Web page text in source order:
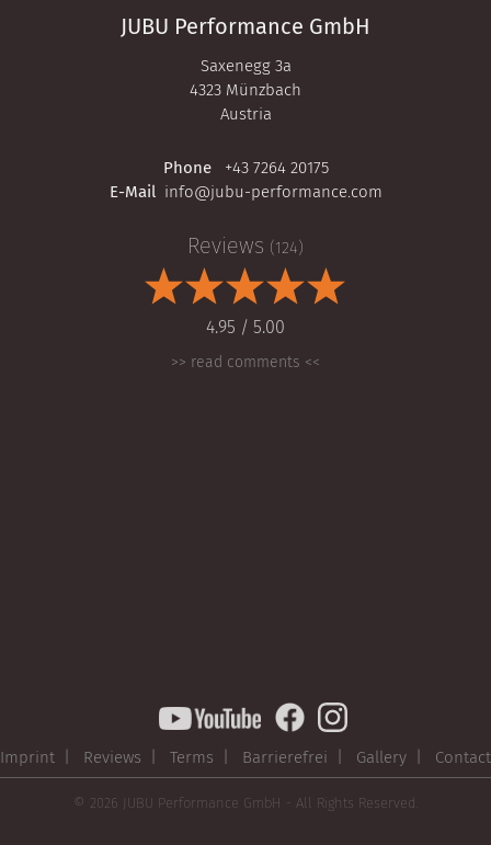
JUBU Performance GmbH
Saxenegg 3a
4323 Münzbach
Austria
Phone
+43 7264 20175
E-Mail info@jubu-performance.com
Imprint | Reviews | Terms | Barrierefrei | Gallery | Contact
Reviews (124)
4.95 / 5.00
>> read comments <<
© 2026 JUBU Performance GmbH - All Rights Reserved.